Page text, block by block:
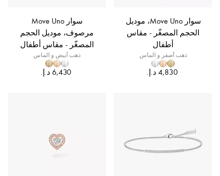
سوار Move Uno، موديل
الحجم المصغّر - مقاس
أطفال
ذهب أصفر و الماس
‏4,830 د.إ.‏
سوار Move Uno
مرصوف، موديل الحجم
المصغّر - مقاس أطفال
ذهب أبيض و الماس